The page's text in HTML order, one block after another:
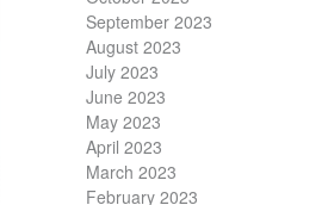
September 2023
August 2023
July 2023
June 2023
May 2023
April 2023
March 2023
February 2023